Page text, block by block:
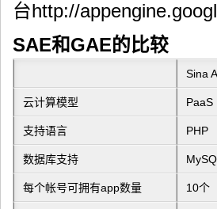
台http://
SAE和GAE的比较
Sina
云计算模型 PaaS
支持语言 PHP
数据库支持
每个帐号可拥有app数量 10个